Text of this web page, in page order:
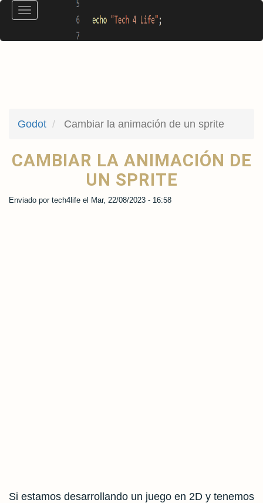
PasarToggle
Godot Cambiar la animación de un sprite
CAMBIAR LA ANIMACIÓN DE
UN SPRITE
Enviado por tech4life el Mar, 22/08/2023 - 16:58
Si estamos desarrollando un juego en 2D y tenemos